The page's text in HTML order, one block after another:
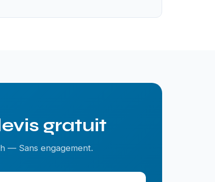
gratuit
— Sans engagement.